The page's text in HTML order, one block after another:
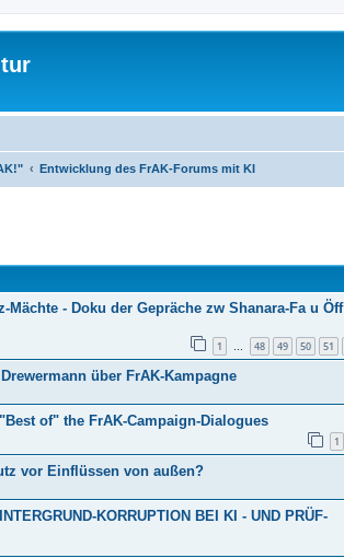
Entwicklung des FrAK-Forums mit KI
- Doku der Gepräche zw Shanara-Fa u Öff
1 … 48 49 50 51
über FrAK-Kampagne
of" the FrAK-Campaign-Dialogues
1
vor Einflüssen von außen?
KORRUPTION BEI KI - UND PRÜF-